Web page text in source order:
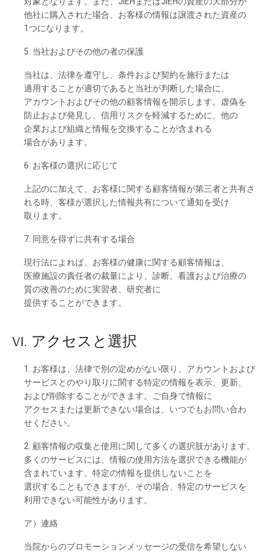
他社に購入さ れた場合、 お客様の情報は譲渡さ れた資産の
1つになり ます。
5. 当社およびその他の者の保護
当社は、 法律を遵守し、 条件および契約を施行または
適用することが適切であると 当社が判断した場合に、
アカウントおよびその他の顧客情報を開示し ます。
虚偽を
防止および発見し、 信用 リスクを軽減するために、 他の
企業および組織と情報を交換することが含まれる
場合があります。
6. お客様の選択に応じて
上記のに加えて、 お客様に関する顧客情報が第三者と共有さ
れる時、 客様が選択した情報共有について通知を受け
取ります。
7. 同意を得ずに共有する場合
現行法に よれば、 お客様の健康に関する顧客情報は、
医療施設の責任者の裁量により、 診断、 看護および治療の
質の改善のために実習者、 研究者に
提供することができます。
VI. アクセスと 選択
1. お客様は、 法律で別の定めがない限り、 アカウントおよび
サービスとのやり取りに関する特定の情報を表示、 更新、
および削除することができます。ご自身で情報に
アクセスまたは更新できない場合は、いつでもお問い合わ
せくださ い。
2. 顧客情報の収集と使用に関して多くの選択肢があります。
多くのサービスには、情報の使用方法を選択できる機能が
含まれています。 特定の情報を提供しないことを
選択することもできますが、 その場合、 特定のサービスを
利用できない可能性があります。
ア） 連絡
当院からのプロモーションメッセージの受信を希望しない